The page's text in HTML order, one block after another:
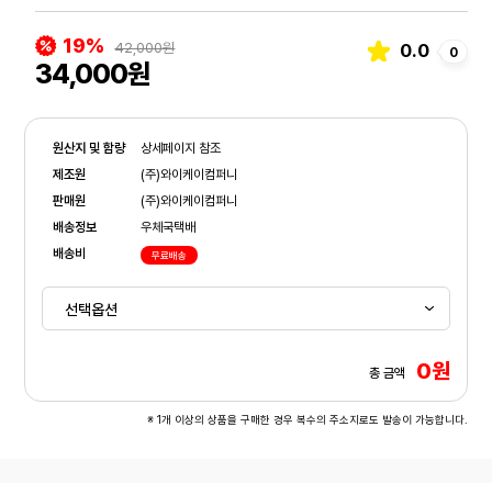
19% 42,000원
34,000원
0.0 0
원산지 및 함량
상세페이지 참조
제조원
(주)와이케이컴퍼니
판매원
(주)와이케이컴퍼니
배송정보
우체국택배
배송비
무료배송
총 금액 0원
※ 1개 이상의 상품을 구매한 경우 복수의 주소지로도 발송이 가능합니다.